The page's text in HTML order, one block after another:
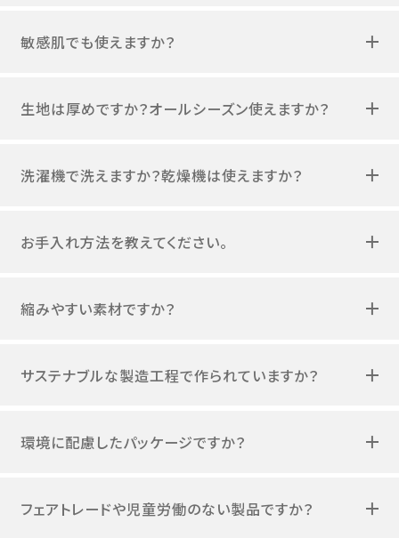
敏感肌でも使えますか？
生地は厚めですか？オールシーズン使えますか？
洗濯機で洗えますか？乾燥機は使えますか？
お手入れ方法を教えてください。
縮みやすい素材ですか？
サステナブルな製造工程で作られていますか？
環境に配慮したパッケージですか？
フェアトレードや児童労働のない製品ですか？